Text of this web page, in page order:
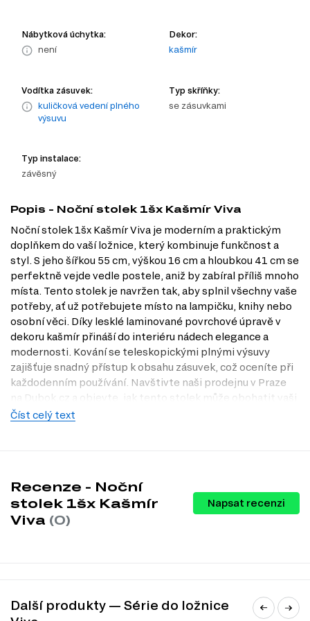
Nábytková úchytka:
není
Dekor:
kašmír
Vodítka zásuvek:
kuličková vedení plného
výsuvu
Typ skříňky:
se zásuvkami
Typ instalace:
závěsný
Popis - Noční stolek 1šx Kašmír Viva
Noční stolek 1šx Kašmír Viva je moderním a praktickým
doplňkem do vaší ložnice, který kombinuje funkčnost a
styl. S jeho šířkou 55 cm, výškou 16 cm a hloubkou 41 cm se
perfektně vejde vedle postele, aniž by zabíral příliš mnoho
místa. Tento stolek je navržen tak, aby splnil všechny vaše
potřeby, ať už potřebujete místo na lampičku, knihy nebo
osobní věci. Díky lesklé laminované povrchové úpravě v
dekoru kašmír přináší do interiéru nádech elegance a
modernosti. Kování se teleskopickými plnými výsuvy
zajišťuje snadný přístup k obsahu zásuvek, což oceníte při
každodenním používání. Navštivte naši prodejnu v Praze
na Dubok.cz a objevte, jak tento stolek může obohatit vaši
ložnici.
variantu, která nejlépe ladí s vaším interiérem. K dispozici
jsou následující modifikace:
Bílá
Charakteristiky, vlastnosti a výhody
Číst celý text
Recenze - Noční
stolek 1šx Kašmír
Viva (0)
Napsat recenzi
Další produkty — Série do ložnice